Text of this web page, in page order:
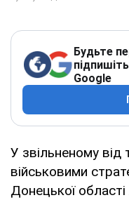
Будьте
Google
У звільненому від
військовими
Донецької